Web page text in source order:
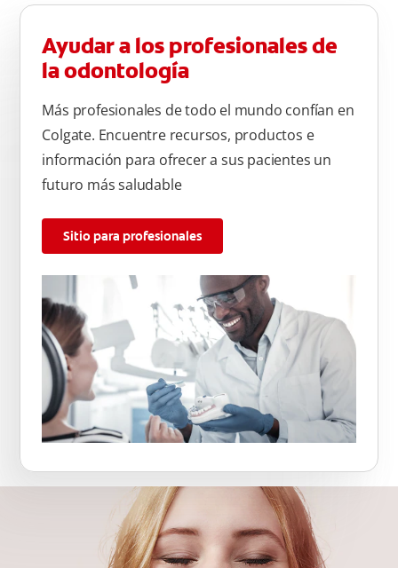
Ayudar a los profesionales de
la odontología
Más profesionales de todo el mundo confían en
Colgate. Encuentre recursos, productos e
información para ofrecer a sus pacientes un
futuro más saludable
Sitio para profesionales